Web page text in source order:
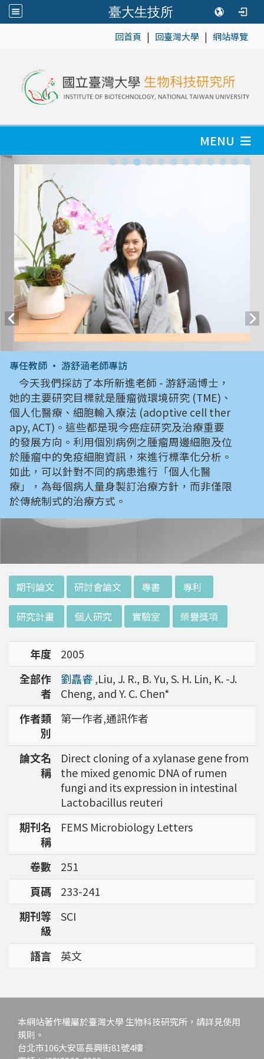
臺大生技所
回首頁 | 回臺灣大學 | 網站導覽
MENU
專任教師 • 游舒涵老師專訪
今天我們採訪了本所新進老師 - 游舒涵博士，
她的主要研究目標就是腫瘤微環境研究 (TME)、
個人化醫療、細胞輸入療法 (adoptive cell ther
apy, ACT)。這些都是現今癌症研究及治療重要
的發展方向。利用個別病例之腫瘤周邊細胞及位
於腫瘤中的免疫細胞資訊，來進行標準化分析。
如此，可以針對不同的病患進行「個人化醫
療」，為每個病人量身製訂治療方針，而非僅限
於傳統制式的治療方式。
期刊論文 研討會論文 專書 專利
研究計畫 個人研究 實驗室 榮譽獎項
年度
2005
全部作
者
劉嚞睿,Liu, J. R., B. Yu, S. H. Lin, K. -J.
Cheng, and Y. C. Chen*
作者類
別
第一作者,通訊作者
論文名
稱
Direct cloning of a xylanase gene from
the mixed genomic DNA of rumen
fungi and its expression in intestinal
Lactobacillus reuteri
期刊名
稱
FEMS Microbiology Letters
卷數
251
頁碼
233-241
期刊等
級
SCI
語言 英文
本網站著作權屬於臺灣大學 生物科技研究所，請詳見使用
規則。
台北市106大安區長興街81號4樓